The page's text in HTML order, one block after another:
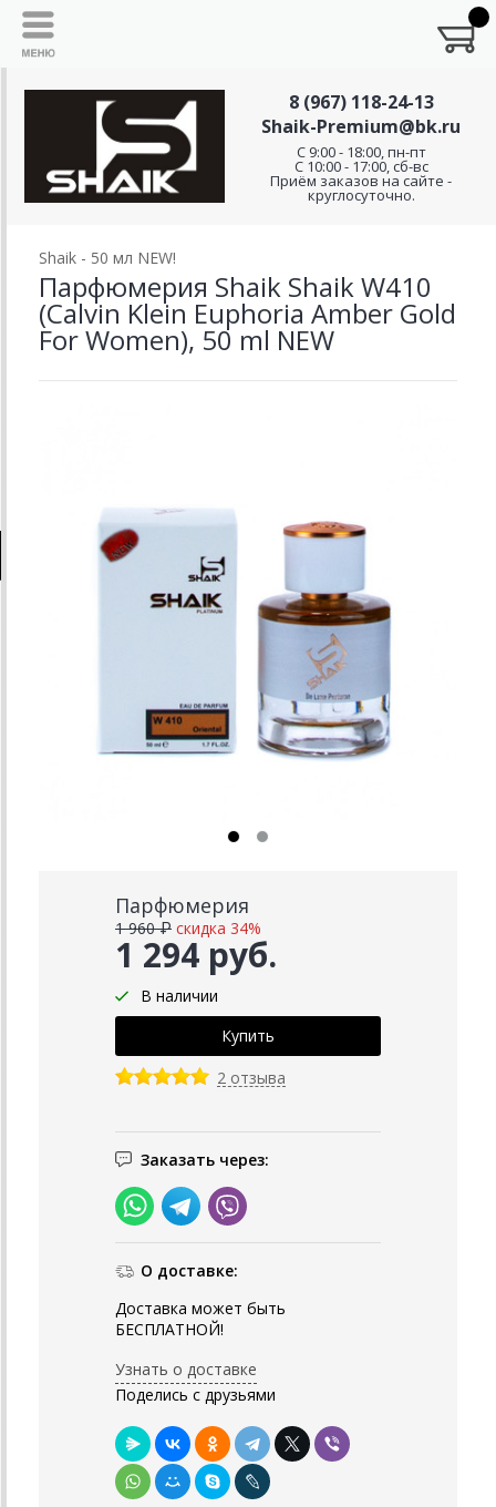
8 (967) 118-24-13
Shaik-Premium@bk.ru
C 9:00 - 18:00, пн-пт
С 10:00 - 17:00, сб-вс
Приём заказов на сайте -
круглосуточно.
Shaik - 50 мл NEW!
Парфюмерия Shaik Shaik W410
(Calvin Klein Euphoria Amber Gold
For Women), 50 ml NEW
Парфюмерия
1 294 руб.
1 960 ₽ скидка 34%
В наличии
2 отзыва
Заказать через:
О доставке:
Доставка может быть
БЕСПЛАТНОЙ!
Узнать о доставке
Поделись с друзьями